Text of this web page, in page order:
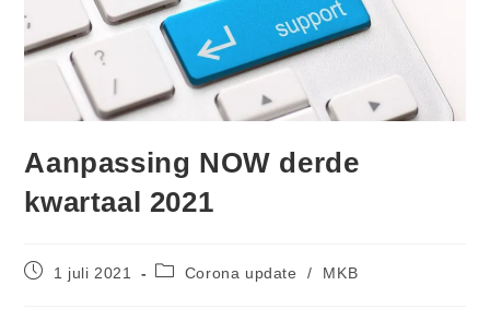
Aanpassing NOW derde
kwartaal 2021
1 juli 2021 Corona update / MKB